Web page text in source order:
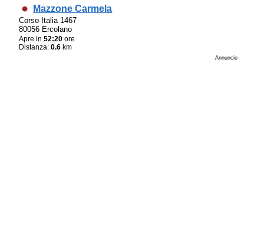
Mazzone Carmela
Corso Italia 1467
80056 Ercolano
Apre in52:20 ore
Distanza:0.6 km
Annuncio